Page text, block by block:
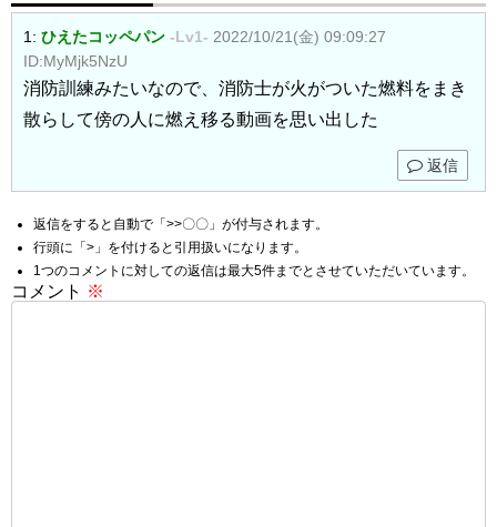
1: ひえたコッペパン -Lv1- 2022/10/21(金) 09:09:27
ID:MyMjk5NzU
消防訓練みたいなので、消防士が火がついた燃料をまき
散らして傍の人に燃え移る動画を思い出した
返信
返信をすると自動で「>>〇〇」が付与されます。
行頭に「>」を付けると引用扱いになります。
1つのコメントに対しての返信は最大5件までとさせていただいています。
コメント ※